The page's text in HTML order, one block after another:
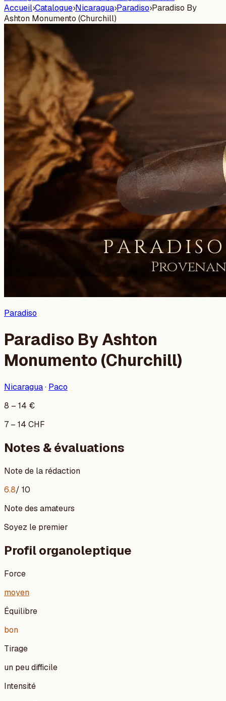
Accueil›Catalogue›Nicaragua›Paradiso›Paradiso By
Ashton Monumento (Churchill)
Paradiso
Paradiso By Ashton
Monumento (Churchill)
Nicaragua· Paco
8 – 14 €
7 – 14 CHF
Notes & évaluations
Note de la rédaction
6.8/ 10
Note des amateurs
Soyez le premier
Profil organoleptique
Force
moyen
Équilibre
bon
Tirage
un peu difficile
Intensité